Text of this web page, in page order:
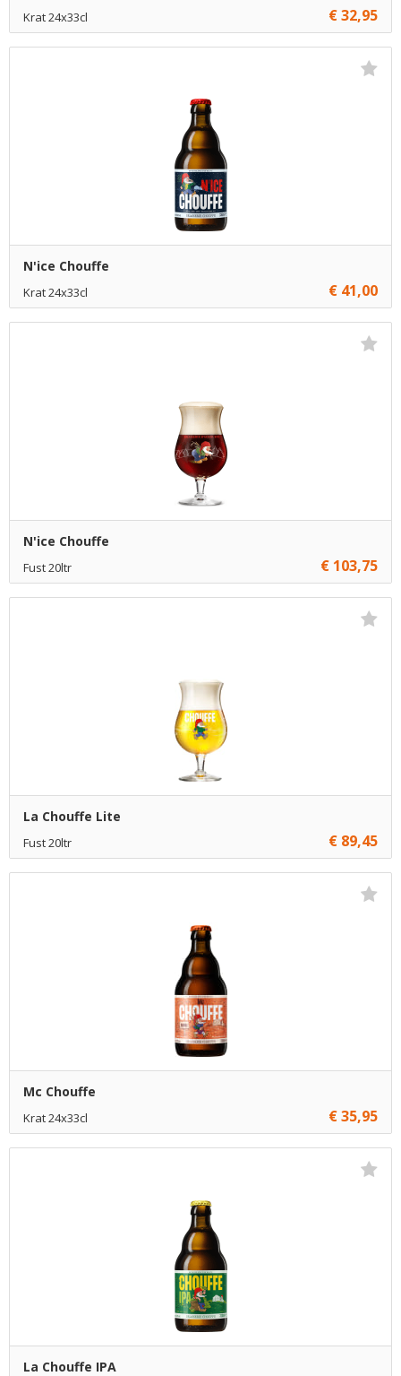
Krat 24x33cl € 32,95
N'ice Chouffe
Krat 24x33cl € 41,00
N'ice Chouffe
Fust 20ltr € 103,75
La Chouffe Lite
Fust 20ltr € 89,45
Mc Chouffe
Krat 24x33cl € 35,95
La Chouffe IPA